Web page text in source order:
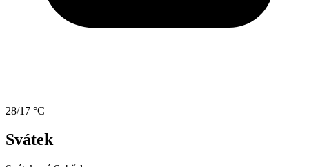
28/17 °C
Svátek